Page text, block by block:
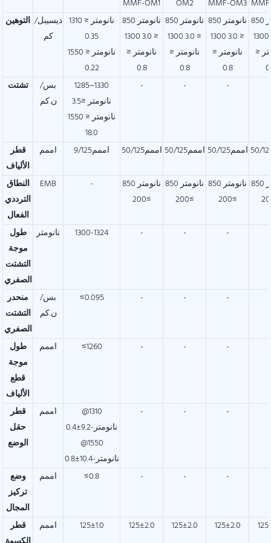
MMF-OM1 OM2 MMF-OM3
التوهين ديسيبل/
كم
1310 نانومتر ≤
0.35
1550 نانومتر ≤
0.22
850 نانومتر
≤ 3.0 1300
نانومتر ≤
0.8
850 نانومتر
≤ 3.0 1300
نانومتر ≤
0.8
850 نانومتر
≤ 3.0 1300
نانومتر ≤
0.8
850 نانومتر
≤ 3.0 1300
≤
تشتت
بس/
ن.كم
1285~1330
نانومتر ≤3.5
1550 نانومتر ≤
18.0
- - -
قطر
الألياف
اممم اممم9/125 اممم50/125 اممم50/125 اممم50/125
النطاق
الترددي
الفعال
EMB -
850 نانومتر
≥200
850 نانومتر
≥200
850 نانومتر
≥200
850 نانومتر
طول
موجة
التشتت
الصفري
نانومتر 1300-1324 - - -
منحدر
التشتت
الصفري
بس/
ن.كم
≤0.095 - - -
طول
موجة
قطع
الألياف
اممم ≤1260 - - -
قطر
حقل
الوضع
اممم
@1310
نانومتر-9.2±0.4
@1550
نانومتر-10.4±0.8
- - -
وضع
تركيز
المجال
اممم ≤0.8 - - -
قطر
اممم 125±1.0 125±2.0 125±2.0 125±2.0